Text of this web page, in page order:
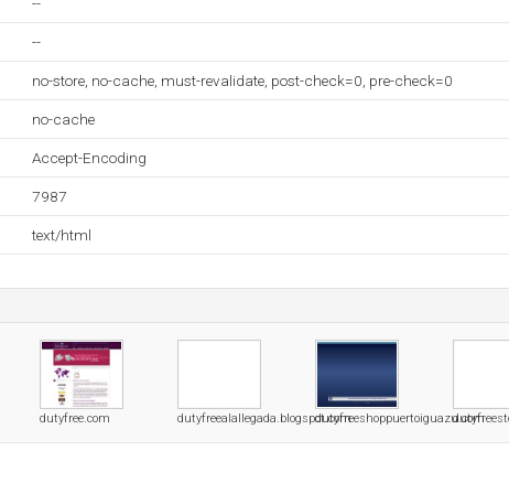
--
no-store, no-cache, must-revalidate, post-check=0, pre-check=0
no-cache
Accept-Encoding
7987
text/html
dutyfree.com dutyfreealallegada.blogspot.comdutyfreeshoppuertoiguazu.com